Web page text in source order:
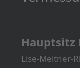
Hauptsitz
Lise-Meitner-